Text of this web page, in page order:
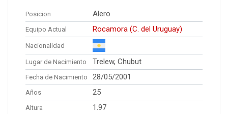
Posicion Alero
Equipo Actual Rocamora (C. del Uruguay)
Nacionalidad
Lugar de Nacimiento Trelew, Chubut
Fecha de Nacimiento 28/05/2001
Años 25
Altura 1.97